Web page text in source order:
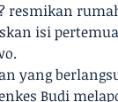
resmikan
isi
yang
Budi